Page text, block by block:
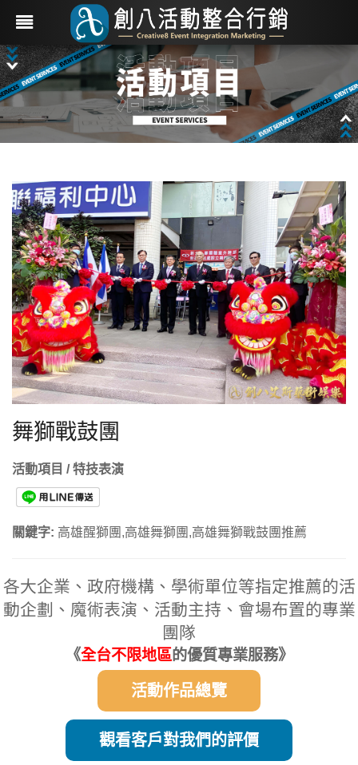
舞獅戰鼓團
活動項目 / 特技表演
關鍵字: 高雄醒獅團,高雄舞獅團,高雄舞獅戰鼓團推薦
各大企業、政府機構、學術單位等指定推薦的活
動企劃、魔術表演、活動主持、會場布置的專業
團隊
《全台不限地區的優質專業服務》
活動作品總覽
觀看客戶對我們的評價